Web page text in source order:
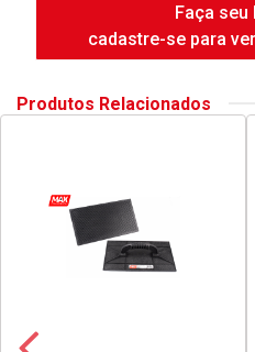
Faça seu
cadastre-se para
Produtos Relacionados